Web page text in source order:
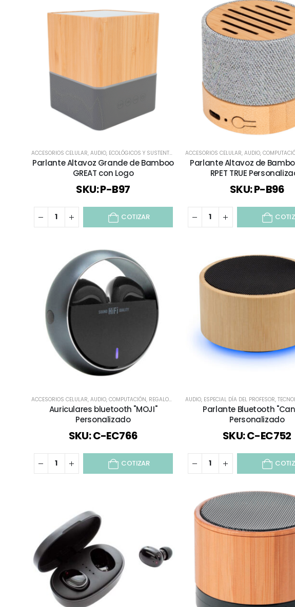
ACCESORIOS CELULAR, AUDIO, ECOLÓGICOS Y SUSTENTABLES ,ESPECIAL DÍA DEL PROFESOR,
Parlante Altavoz Grande de Bamboo
GREAT con Logo
SKU: P-B97
COTIZAR
ACCESORIOS CELULAR, AUDIO,
Parlante Altavoz de
RPET TRUE
SKU: P-B96
ACCESORIOS CELULAR, AUDIO, COMPUTACIÓN, REGALOS PREMIUM ,TECNOLOGÍA / CELULAR /
Auriculares bluetooth "MOJI"
Personalizado
SKU: C-EC766
COTIZAR
AUDIO, ESPECIAL DÍA DEL PROFESOR, TECNOLOGÍA /
Parlante Bluetooth
Personalizado
SKU: C-EC752